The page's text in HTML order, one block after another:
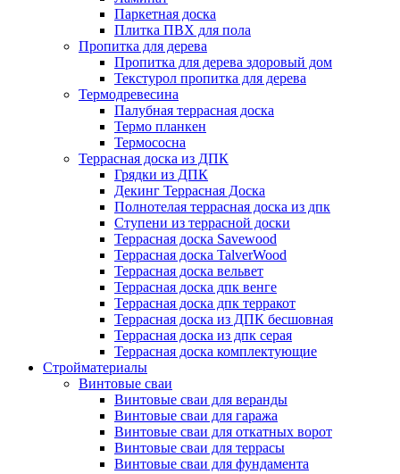
Паркетная доска
Плитка ПВХ для пола
Пропитка для дерева
Пропитка для дерева здоровый дом
Текстурол пропитка для дерева
Термодревесина
Палубная террасная доска
Термо планкен
Термососна
Террасная доска из ДПК
Грядки из ДПК
Декинг Террасная Доска
Полнотелая террасная доска из дпк
Ступени из террасной доски
Террасная доска Savewood
Террасная доска TalverWood
Террасная доска вельвет
Террасная доска дпк венге
Террасная доска дпк терракот
Террасная доска из ДПК бесшовная
Террасная доска из дпк серая
Террасная доска комплектующие
Стройматериалы
Винтовые сваи
Винтовые сваи для веранды
Винтовые сваи для гаража
Винтовые сваи для откатных ворот
Винтовые сваи для террасы
Винтовые сваи для фундамента